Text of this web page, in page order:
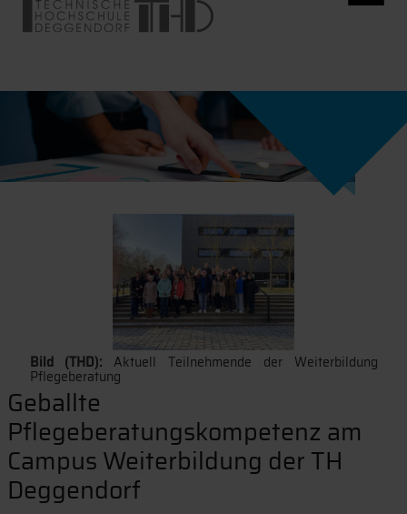
Bild (THD): Aktuell Teilnehmende der Weiterbildung
Pflegeberatung
Geballte
Pflegeberatungskompetenz am
Campus Weiterbildung der TH
Deggendorf